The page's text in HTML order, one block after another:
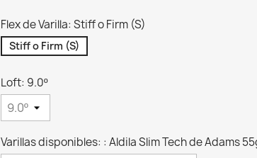
Flex de Varilla: Stiff o Firm (S)
Stiff o Firm (S)
Loft: 9.0º
Varillas disponibles: : Aldila Slim Tech de Adams